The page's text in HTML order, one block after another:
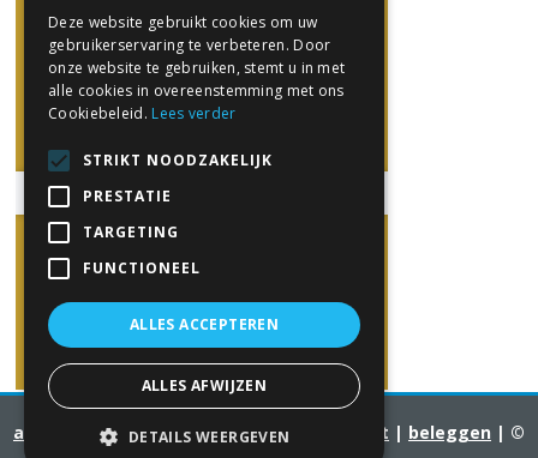
algemene voorwaarden|privacy contact | beleggen | ©
Deze website gebruikt cookies om uw
gebruikerservaring te verbeteren. Door
onze website te gebruiken, stemt u in met
alle cookies in overeenstemming met ons
Cookiebeleid. Lees verder
STRIKT NOODZAKELIJK
PRESTATIE
TARGETING
FUNCTIONEEL
ALLES ACCEPTEREN
ALLES AFWIJZEN
DETAILS WEERGEVEN